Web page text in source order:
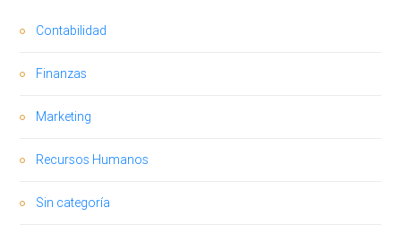
Contabilidad
Finanzas
Marketing
Recursos Humanos
Sin categoría